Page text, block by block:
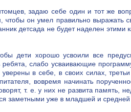
задаю себе один и тот же
он умел правильно выражать
детсада не будет наделен этими
дети хорошо усвоили все
слабо усваивающие
в себе, в своих силах,
вовремя начинать
т. е. у них не развита память,
заметными уже в младшей и средней